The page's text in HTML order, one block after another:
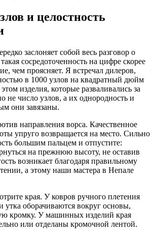
и целостность
заслоняет собой весь разговор о
сосредоточенность на цифре скорее
чем проясняет. Я встречал дилеров,
в 1000 узлов на квадратный дюйм
изделия, которые разваливались за
не число узлов, а их однородность и
они завязаны.
направления ворса. Качественное
упруго возвращается на место. Сильно
большим пальцем и отпустите:
на прежнюю высоту, не оставив
возникает благодаря правильному
а этому наши мастера в Непале
края. У ковров ручного плетения
утка оборачиваются вокруг основы,
кромку. У машинных изделий края
или отделаны кромочной лентой.